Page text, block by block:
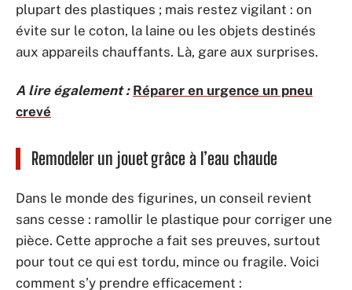
plupart des plastiques ; mais restez vigilant : on
évite sur le coton, la laine ou les objets destinés
aux appareils chauffants. Là, gare aux surprises.
A lire également : Réparer en urgence un pneu
crevé
Remodeler un jouet grâce à l’eau chaude
Dans le monde des figurines, un conseil revient
sans cesse : ramollir le plastique pour corriger une
pièce. Cette approche a fait ses preuves, surtout
pour tout ce qui est tordu, mince ou fragile. Voici
comment s’y prendre efficacement :